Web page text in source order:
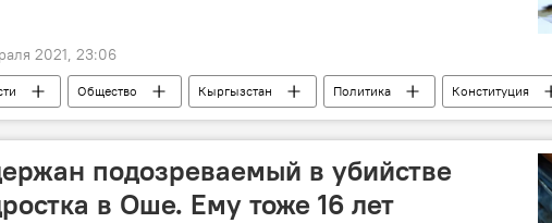
2021, 23:06
Общество Кыргызстан Политика
Конституция
Жапаров
Проект новой Конституции и референдум
подозреваемый в убийстве
в Оше. Ему тоже 16 лет